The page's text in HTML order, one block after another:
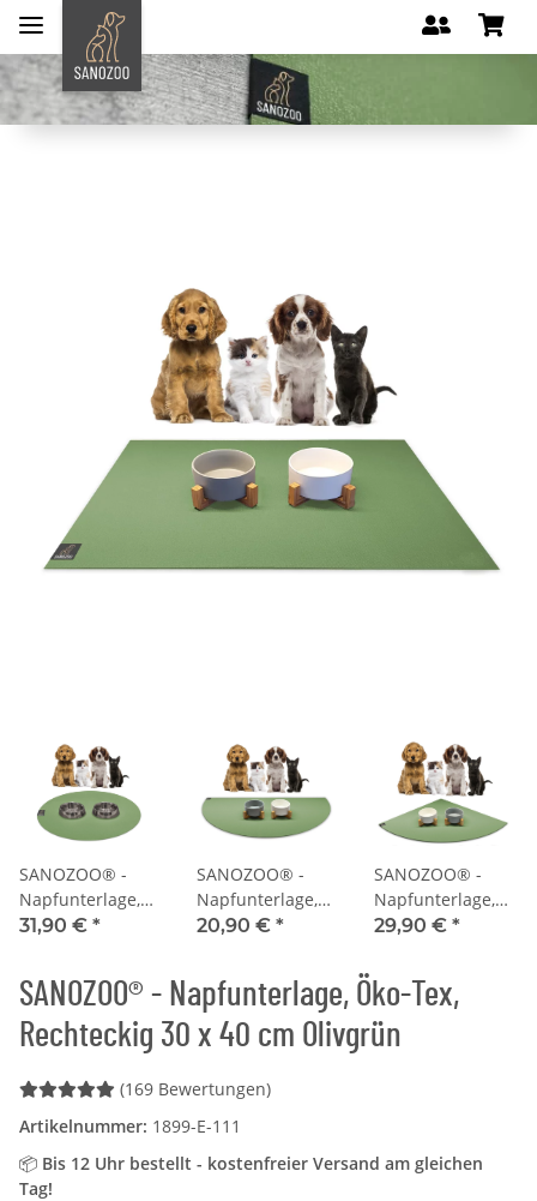
SANOZOO® -
Napfunterlage,
Öko-Tex, Rund
31,90 € *
SANOZOO® -
Napfunterlage,
Öko-Tex,
cm Olivgrün
20,90 € *
SANOZOO® -
Napfunterlage,
Öko-Tex,
cm Olivgrün
29,90 € *
SANOZOO® - Napfunterlage, Öko-Tex,
Rechteckig 30 x 40 cm Olivgrün
(169 Bewertungen)
Artikelnummer: 1899-E-111
📦 Bis 12 Uhr bestellt - kostenfreier Versand am gleichen
Tag!